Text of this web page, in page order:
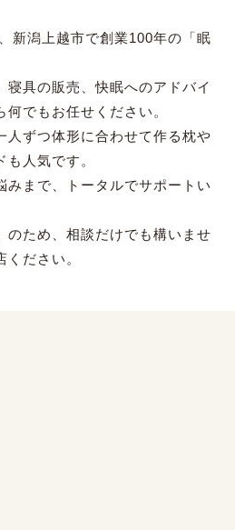
新潟上越市で創業100年の「眠
寝具の販売、快眠へのアドバイ
でもお任せください。
人ずつ体形に合わせて作る枕や
人気です。
みまで、トータルでサポートい
のため、相談だけでも構いませ
ださい。